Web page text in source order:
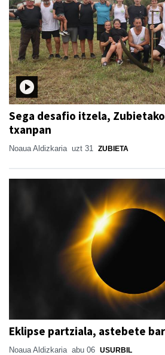
Sega desafio itzela,
txanpan
Noaua Aldizkaria uzt 31 ZUBIETA
Eklipse partziala, astebete
Noaua Aldizkaria abu 06 USURBIL